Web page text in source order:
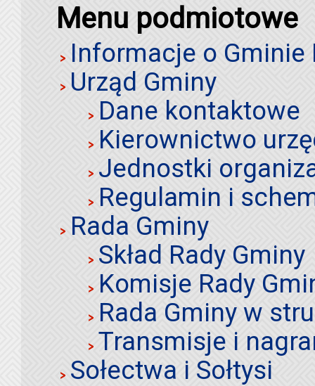
Menu podmiotowe
Informacje o Gminie
Urząd Gminy
Dane kontaktowe
Kierownictwo
Jednostki
Regulamin i
Rada Gminy
Skład Rady Gminy
Komisje Rady
Rada Gminy w
Transmisje i
Sołectwa i Sołtysi